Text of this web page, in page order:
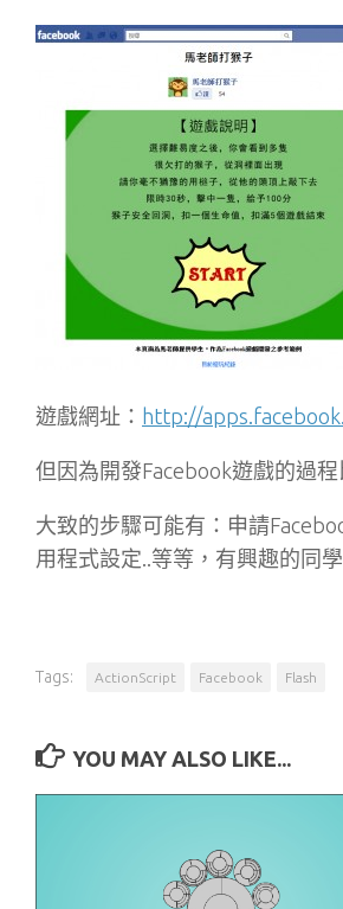
遊戲網址： http://
但因為開發Facebook遊戲的過
大致的步驟可能有：申請
用程式設定..等等，有興趣的同
Tags: ActionScript Facebook Flash
YOU MAY ALSO LIKE...